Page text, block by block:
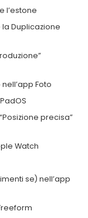
l’estone
Duplicazione
Foto
precisa”
Watch
se) nell’app